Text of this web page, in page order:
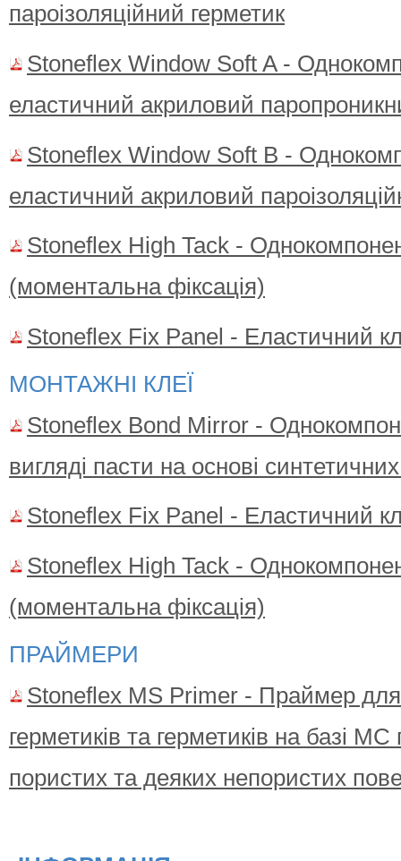
пароізоляційний герметик
Stoneflex Window Soft A -
еластичний акриловий
Stoneflex Window Soft B -
еластичний акриловий
Stoneflex High Tack -
(моментальна фіксація)
Stoneflex Fix Panel - Еластичний
МОНТАЖНІ КЛЕЇ
Stoneflex Bond Mirror -
вигляді пасти на основі синтетичних
Stoneflex Fix Panel - Еластичний
Stoneflex High Tack -
(моментальна фіксація)
ПРАЙМЕРИ
Stoneflex MS Primer - Праймер для
герметиків та герметиків на базі
пористих та деяких непористих